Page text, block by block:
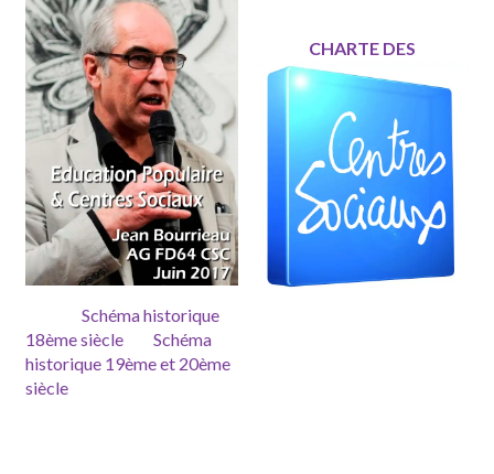
Schéma historique
18ème siècle
Schéma
historique 19ème et 20ème
siècle
CHARTE DES